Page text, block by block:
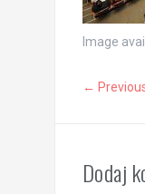
Image
←
Dodaj